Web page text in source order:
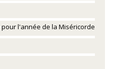
l'année de la Miséricorde